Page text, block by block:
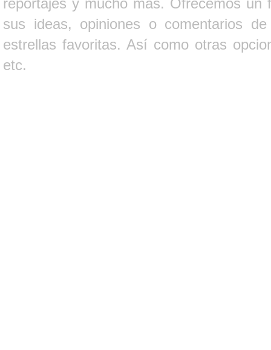
sus ideas, opiniones o comentarios
estrellas favoritas. Así como otras
etc.